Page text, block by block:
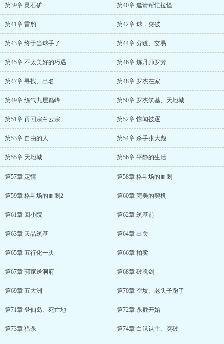
第39章 灵石矿 第40章 邀请帮忙拉怪
第41章 雷豹 第42章 球．突破
第43章 终于当球手了 第44章 分赃、交易
第45章 不太美好的巧遇 第46章 炼丹师罗芳
第47章 寻找、出名 第48章 罗杰在家
第49章 练气九层巅峰 第50章 罗杰筑基、天地城
第51章 再回宗白云宗 第52章 惊闻被逐
第53章 自由的人 第54章 杀手张大彪
第55章 天地城 第56章 平静的生活
第57章 定情 第58章 格斗场的血刺
第59章 格斗场的血刺2 第60章 完美的契机
第61章 回小院 第62章 筑基前
第63章 天品筑基 第64章 出关
第65章 五行化一决 第66章 拍卖
第67章 郭家送洞府 第68章 破魂剑
第69章 五大洲 第70章 空坟、老头子跑了
第71章 登仙岛、死亡地 第72章 杀戮开始
第73章 猎杀 第74章 白鼠认主、突破